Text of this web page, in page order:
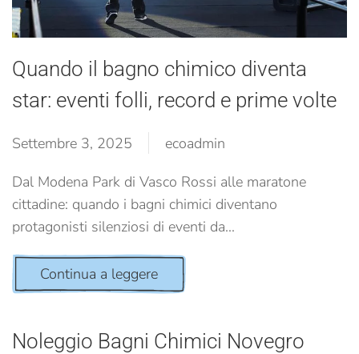
Quando il bagno chimico diventa
star: eventi folli, record e prime volte
Settembre 3, 2025
ecoadmin
Dal Modena Park di Vasco Rossi alle maratone
cittadine: quando i bagni chimici diventano
protagonisti silenziosi di eventi da...
Continua a leggere
Noleggio Bagni Chimici Novegro